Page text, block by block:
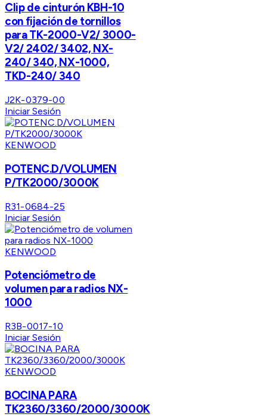
Clip de cinturón KBH-10
con fijación de tornillos
para TK-2000-V2/ 3000-
V2/ 2402/ 3402, NX-
240/ 340, NX-1000,
TKD-240/ 340
J2K-0379-00
Iniciar Sesión
KENWOOD
POTENC.D/VOLUMEN
P/TK2000/3000K
R31-0684-25
Iniciar Sesión
KENWOOD
Potenciómetro de
volumen para radios NX-
1000
R3B-0017-10
Iniciar Sesión
KENWOOD
BOCINA PARA
TK2360/3360/2000/3000K